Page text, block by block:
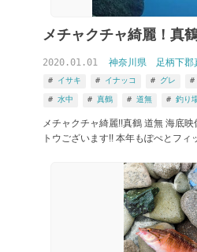
メチャクチャ綺麗！真
2020.01.01 神奈川県 足柄下郡
イサキ イナッコ グレ
水中 真鶴 道無 釣り
メチャクチャ綺麗!!真鶴 道無 海底
トウございます!! 本年もぽぺとフ